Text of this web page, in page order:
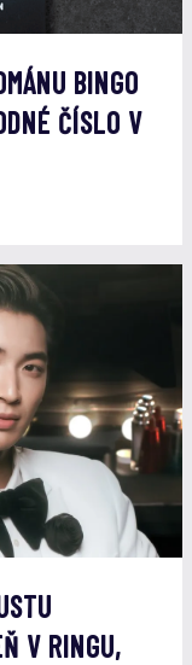
BINGO
ČÍSLO V
V RINGU,